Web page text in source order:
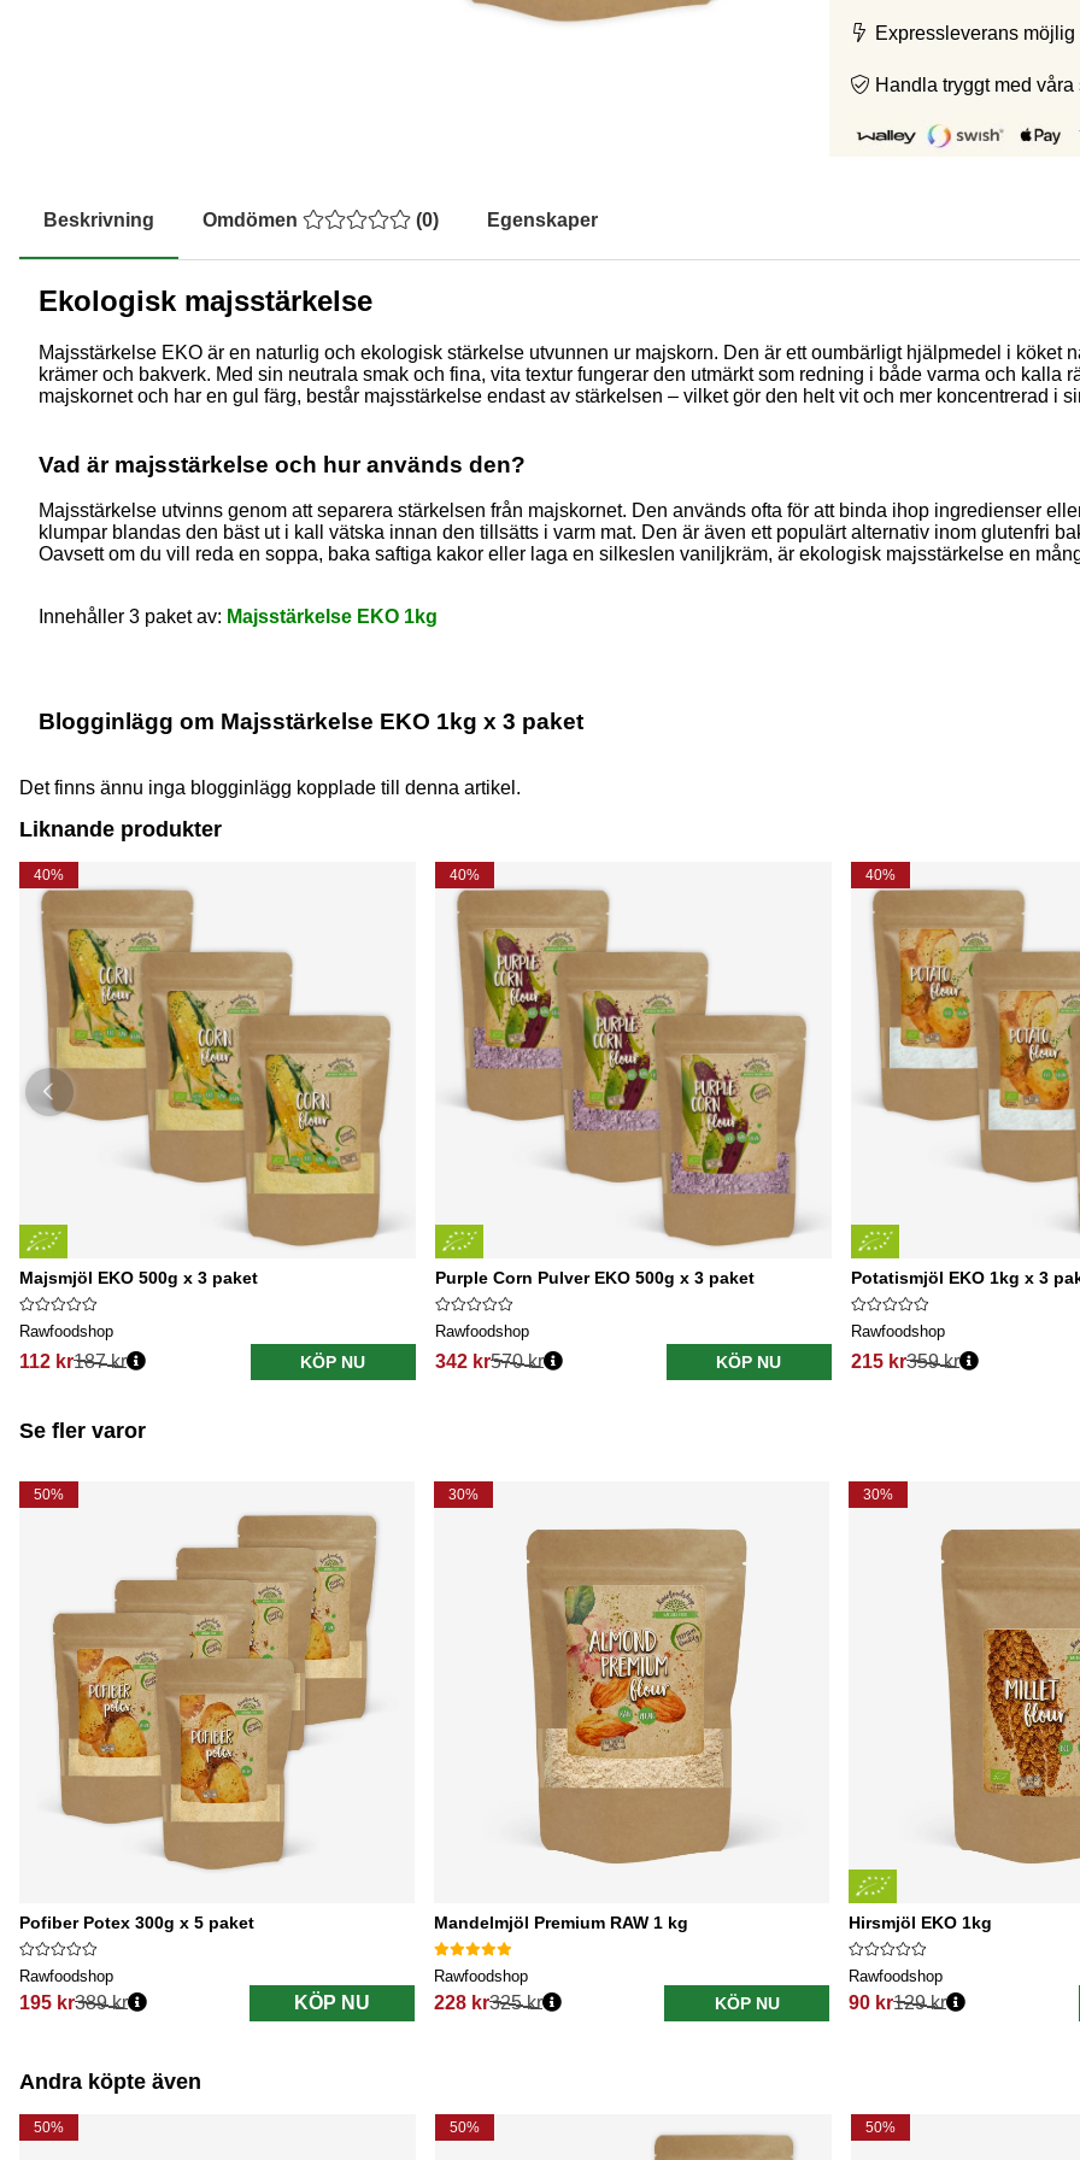
Expressleverans
Handla tryggt med
Beskrivning Omdömen (0) Egenskaper
Ekologisk majsstärkelse
Majsstärkelse EKO är en naturlig och ekologisk stärkelse utvunnen ur majskorn. Den är ett oumbärligt hjälpmedel i köket
krämer och bakverk. Med sin neutrala smak och fina, vita textur fungerar den utmärkt som redning i både varma och kalla
majskornet och har en gul färg, består majsstärkelse endast av stärkelsen – vilket gör den helt vit och mer koncentrerad i
Vad är majsstärkelse och hur används den?
Majsstärkelse utvinns genom att separera stärkelsen från majskornet. Den används ofta för att binda ihop ingredienser
klumpar blandas den bäst ut i kall vätska innan den tillsätts i varm mat. Den är även ett populärt alternativ inom glutenfri
Oavsett om du vill reda en soppa, baka saftiga kakor eller laga en silkeslen vaniljkräm, är ekologisk majsstärkelse en
Innehåller 3 paket av: Majsstärkelse EKO 1kg
Blogginlägg om Majsstärkelse EKO 1kg x 3 paket
Det finns ännu inga blogginlägg kopplade till denna artikel.
Liknande produkter
40%
Majsmjöl EKO 500g x 3 paket
Rawfoodshop
112 kr187 kr KÖP NU
40%
Purple Corn Pulver EKO 500g x 3 paket
Rawfoodshop
342 kr570 kr KÖP NU
40%
Potatismjöl EKO 1kg x 3
Rawfoodshop
215 kr359 kr
Se fler varor
50%
Pofiber Potex 300g x 5 paket
Rawfoodshop
195 kr
Ordinarie pris:
389 kr KÖP NU
30%
Mandelmjöl Premium RAW 1 kg
Rawfoodshop
228 kr
Ordinarie pris:
325 kr KÖP NU
30%
Hirsmjöl EKO 1kg
Rawfoodshop
90 kr
Ordinarie pris:
129 kr
Andra köpte även
50% 50% 50%